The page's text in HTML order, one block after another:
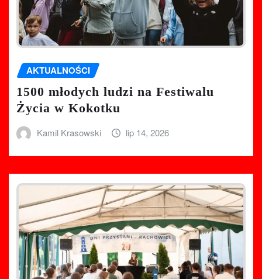
AKTUALNOŚCI
1500 młodych ludzi na Festiwalu
Życia w Kokotku
Kamil Krasowski lip 14, 2026